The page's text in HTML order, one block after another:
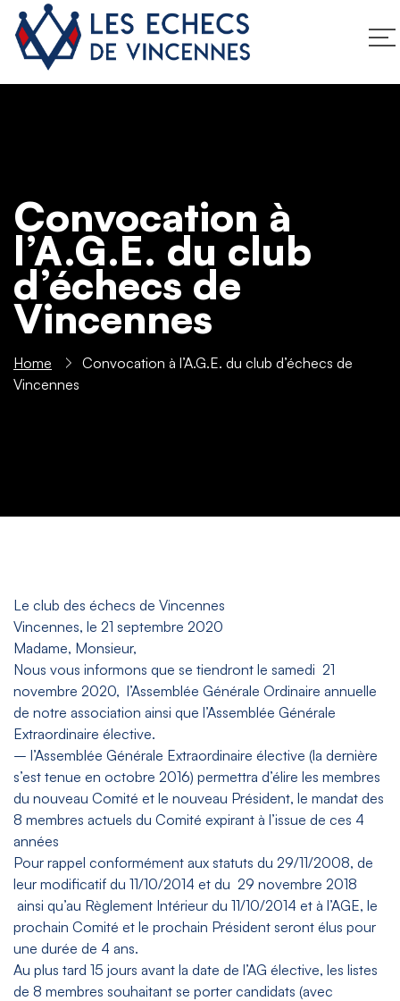
Convocation à
l’A.G.E. du club
d’échecs de
Vincennes
Home
Convocation à l’A.G.E. du club d’échecs de
Vincennes
Le club des échecs de Vincennes
Vincennes, le 21 septembre 2020
Madame, Monsieur,
Nous vous informons que se tiendront le samedi 21
novembre 2020, l’Assemblée Générale Ordinaire annuelle
de notre association ainsi que l’Assemblée Générale
Extraordinaire élective.
– l’Assemblée Générale Extraordinaire élective (la dernière
s’est tenue en octobre 2016) permettra d’élire les membres
du nouveau Comité et le nouveau Président, le mandat des
8 membres actuels du Comité expirant à l’issue de ces 4
années
Pour rappel conformément aux statuts du 29/11/2008, de
leur modificatif du 11/10/2014 et du 29 novembre 2018
ainsi qu’au Règlement Intérieur du 11/10/2014 et à l’AGE, le
prochain Comité et le prochain Président seront élus pour
une durée de 4 ans.
Au plus tard 15 jours avant la date de l’AG élective, les listes
de 8 membres souhaitant se porter candidats (avec